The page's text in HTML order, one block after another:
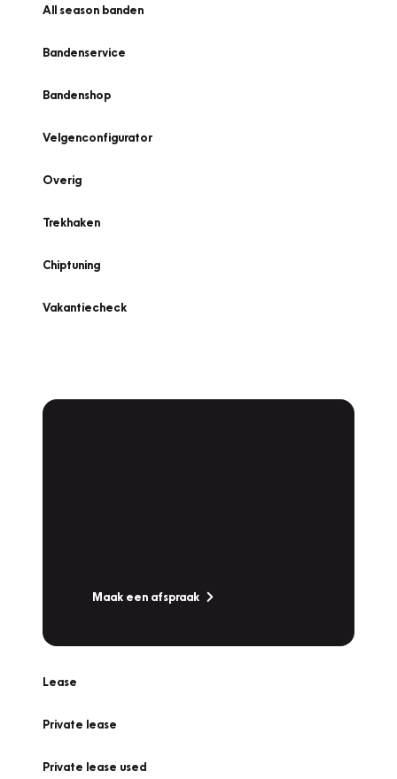
All season banden
Bandenservice
Bandenshop
Velgenconfigurator
Overig
Trekhaken
Chiptuning
Vakantiecheck
Maak een afspraak
Lease
Private lease
Private lease used